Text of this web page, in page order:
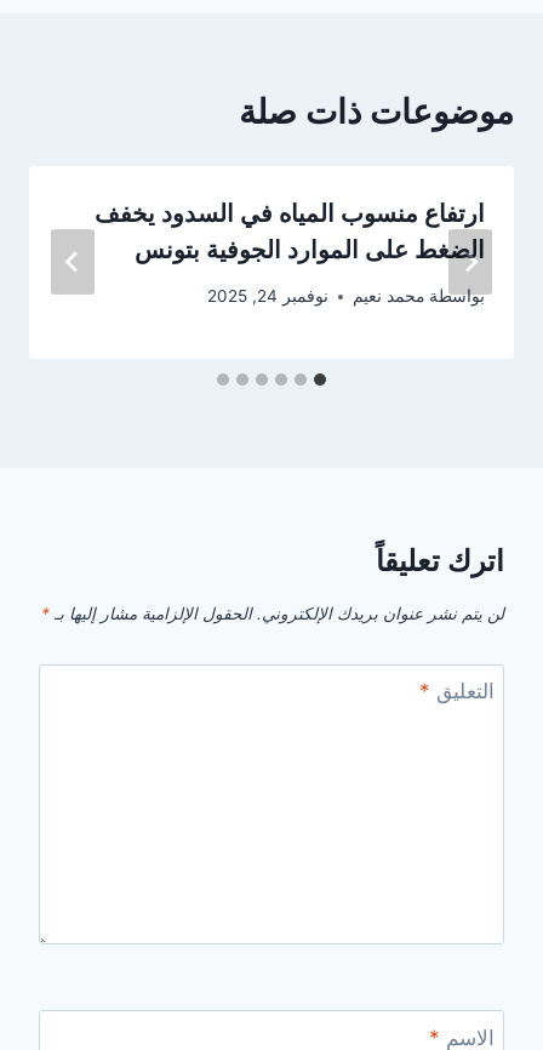
موضوعات ذات صلة
ارتفاع منسوب المياه في السدود يخفف
الضغط على الموارد الجوفية بتونس
بواسطة محمد نعيم نوفمبر 24, 2025
اترك تعليقاً
لن يتم نشر عنوان بريدك الإلكتروني. الحقول الإلزامية مشار إليها بـ *
التعليق *
الاسم *